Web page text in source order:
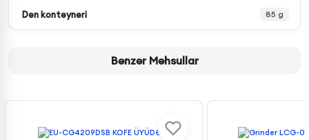
Dən konteyneri 85 g
Bənzər Məhsullar